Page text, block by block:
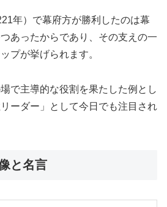
年）で幕府方が勝利したのは幕
あったからであり、その支えの一
プが挙げられます。
で主導的な役割を果たした例とし
ーダー」として今日でも注目され
と名言